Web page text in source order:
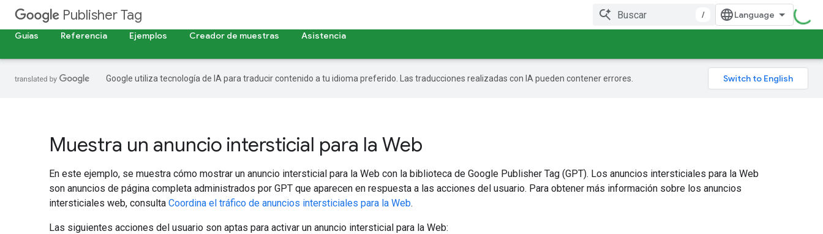
Publisher Tag
/
Guías
Referencia Ejemplos Creador de muestras Asistencia
Google utiliza tecnología de IA para traducir contenido a tu idioma preferido. Las traducciones realizadas con IA pueden contener errores.
Muestra un anuncio intersticial para la Web
En este ejemplo, se muestra cómo mostrar un anuncio intersticial para la Web con la biblioteca de Google Publisher Tag (GPT). Los anuncios intersticiales para la Web
son anuncios de página completa administrados por GPT que aparecen en respuesta a las acciones del usuario. Para obtener más información sobre los anuncios
intersticiales web, consulta Coordina el tráfico de anuncios intersticiales para la Web.
Las siguientes acciones del usuario son aptas para activar un anuncio intersticial para la Web: